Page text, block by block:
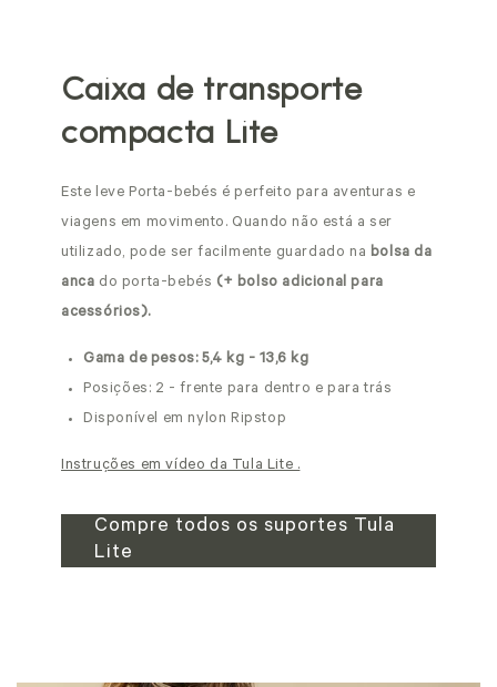
Caixa de transporte
compacta Lite
Este leve Porta-bebés é perfeito para aventuras e
viagens em movimento. Quando não está a ser
utilizado, pode ser facilmente guardado na bolsa da
anca do porta-bebés (+ bolso adicional para
acessórios).
Gama de pesos: 5,4 kg - 13,6 kg
Posições: 2 - frente para dentro e para trás
Disponível em nylon Ripstop
Instruções em vídeo da Tula Lite .
Compre todos os suportes Tula
Lite